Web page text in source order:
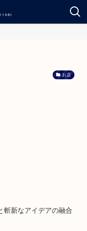
お店
斬新なアイデアの融合